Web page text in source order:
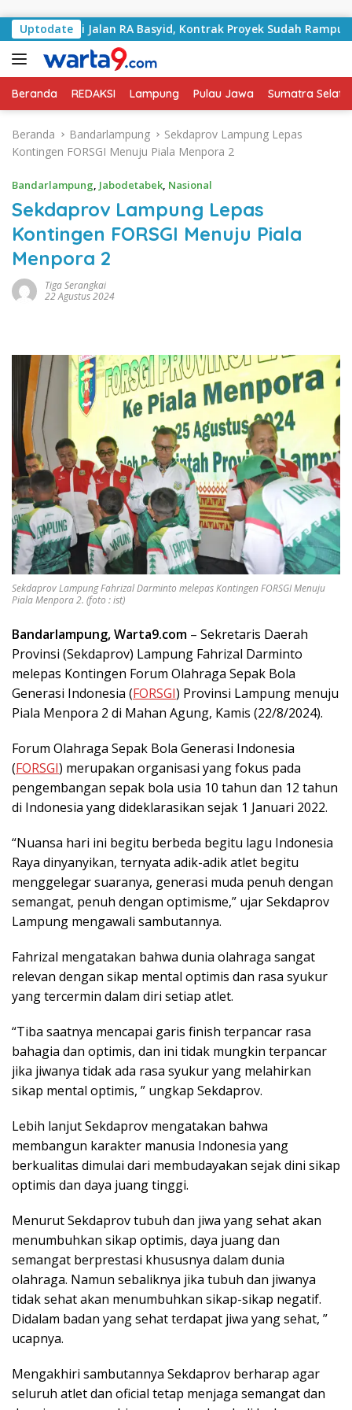
Uptodate
Jalan RA Basyid, Kontrak Proyek Sudah Rampung
Beranda REDAKSI Lampung Pulau Jawa Sumatra
Beranda Bandarlampung
Sekdaprov Lampung Lepas
Kontingen FORSGI Menuju Piala Menpora 2
Bandarlampung, Jabodetabek, Nasional
Sekdaprov Lampung Lepas
Kontingen FORSGI Menuju Piala
Menpora 2
Tiga Serangkai
22 Agustus 2024
Sekdaprov Lampung Fahrizal Darminto melepas Kontingen FORSGI Menuju
Piala Menpora 2. (foto : ist)
Bandarlampung, Warta9.com – Sekretaris Daerah
Provinsi (Sekdaprov) Lampung Fahrizal Darminto
melepas Kontingen Forum Olahraga Sepak Bola
Generasi Indonesia (FORSGI) Provinsi Lampung menuju
Piala Menpora 2 di Mahan Agung, Kamis (22/8/2024).
Forum Olahraga Sepak Bola Generasi Indonesia
(FORSGI) merupakan organisasi yang fokus pada
pengembangan sepak bola usia 10 tahun dan 12 tahun
di Indonesia yang dideklarasikan sejak 1 Januari 2022.
“Nuansa hari ini begitu berbeda begitu lagu Indonesia
Raya dinyanyikan, ternyata adik-adik atlet begitu
menggelegar suaranya, generasi muda penuh dengan
semangat, penuh dengan optimisme,” ujar Sekdaprov
Lampung mengawali sambutannya.
Fahrizal mengatakan bahwa dunia olahraga sangat
relevan dengan sikap mental optimis dan rasa syukur
yang tercermin dalam diri setiap atlet.
“Tiba saatnya mencapai garis finish terpancar rasa
bahagia dan optimis, dan ini tidak mungkin terpancar
jika jiwanya tidak ada rasa syukur yang melahirkan
sikap mental optimis, ” ungkap Sekdaprov.
Lebih lanjut Sekdaprov mengatakan bahwa
membangun karakter manusia Indonesia yang
berkualitas dimulai dari membudayakan sejak dini sikap
optimis dan daya juang tinggi.
Menurut Sekdaprov tubuh dan jiwa yang sehat akan
menumbuhkan sikap optimis, daya juang dan
semangat berprestasi khususnya dalam dunia
olahraga. Namun sebaliknya jika tubuh dan jiwanya
tidak sehat akan menumbuhkan sikap-sikap negatif.
Didalam badan yang sehat terdapat jiwa yang sehat, ”
ucapnya.
Mengakhiri sambutannya Sekdaprov berharap agar
seluruh atlet dan oficial tetap menjaga semangat dan